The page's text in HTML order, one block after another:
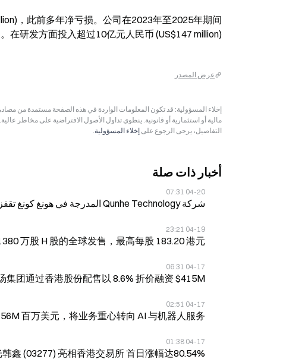
，此前多年净亏损。公司在2023年至2025年期间
在研发方面投入超过10亿元人民币 (US$147 million)。
عرض المصدر
مالية أو استثمارية أو قانونية. ينطوي تداول الأصول الافتراضية على مخاطر
التفاصيل، يرجى الرجوع على إخلاء المسؤولية.
أخبار ذات صلة
04-20 07:31
شركة Qunhe Technology المدرجة في هونغ كونغ تقفز بأكثر من 100%
04-19 23:21
万股 H 股的全球发售，最高每股 183.20 港元
04-17 06:31
集团通过香港股份配售以 8.6% 折价融资 $415M
04-17 02:51
百万美元，将业务重心转向 AI 与机器人服务
04-17 01:38
鑫 (03277) 亮相香港交易所 首日涨幅达80.54%